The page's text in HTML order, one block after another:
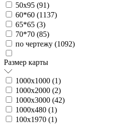
50х95 (91)
60*60 (1137)
65*65 (3)
70*70 (85)
по чертежу (1092)
Размер карты
1000х1000 (1)
1000х2000 (2)
1000х3000 (42)
1000х480 (1)
100х1970 (1)